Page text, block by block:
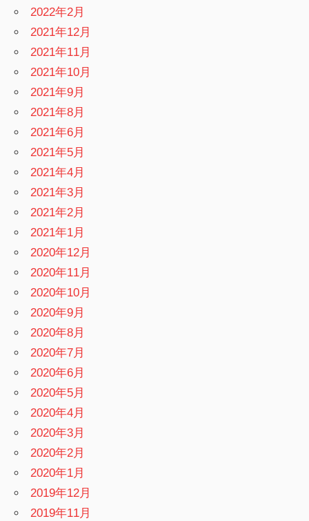
2022年2月
2021年12月
2021年11月
2021年10月
2021年9月
2021年8月
2021年6月
2021年5月
2021年4月
2021年3月
2021年2月
2021年1月
2020年12月
2020年11月
2020年10月
2020年9月
2020年8月
2020年7月
2020年6月
2020年5月
2020年4月
2020年3月
2020年2月
2020年1月
2019年12月
2019年11月